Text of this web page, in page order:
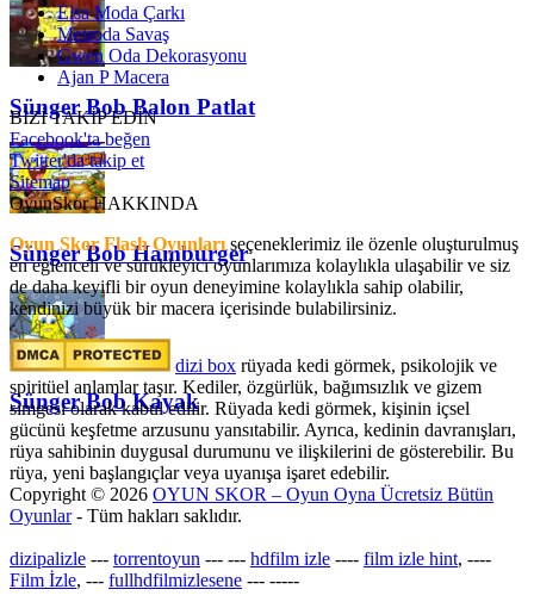
Sünger Bob Balon Patlat
Sünger Bob Hamburger
Sünger Bob Kayak
Elsa Moda Çarkı
Metroda Savaş
Gwen Oda Dekorasyonu
Ajan P Macera
BİZİ TAKİP EDİN
Facebook'ta beğen
Twitter'da takip et
Sitemap
OyunSkor HAKKINDA
Oyun Skor Flash Oyunları seçeneklerimiz ile özenle oluşturulmuş
en eğlenceli ve sürükleyici oyunlarımıza kolaylıkla ulaşabilir ve siz
de daha keyifli bir oyun deneyimine kolaylıkla sahip olabilir,
kendinizi büyük bir macera içerisinde bulabilirsiniz.
dizi box rüyada kedi görmek​, psikolojik ve
spiritüel anlamlar taşır. Kediler, özgürlük, bağımsızlık ve gizem
simgesi olarak kabul edilir. Rüyada kedi görmek, kişinin içsel
gücünü keşfetme arzusunu yansıtabilir. Ayrıca, kedinin davranışları,
rüya sahibinin duygusal durumunu ve ilişkilerini de gösterebilir. Bu
rüya, yeni başlangıçlar veya uyanışa işaret edebilir.
Copyright © 2026 OYUN SKOR – Oyun Oyna Ücretsiz Bütün
Oyunlar- Tüm hakları saklıdır.
dizipalizle --- torrentoyun --- --- hdfilm izle ---- film izle hint, ----
Film İzle, --- fullhdfilmizlesene --- -----